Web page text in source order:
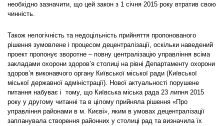
необхідно зазначити, що цей закон з 1 січня 2015 року втратив свою
чинність.
Також нелогічність та недоцільність прийняття пропонованого
рішення зумовлене і процесом децентралізації, оскільки наведений
проект пропонує зворотне – повну централізацію управління всіма
закладами охорони здоров’я столиці на рівні Департаменту охорони
здоров’я виконавчого органу Київської міської ради (Київської
міської державної адміністрації). Нової актуальності порушене
питання набуває і тому, що Київська міська рада 23 липня 2015
року у другому читанні та в цілому прийняла рішення «Про
управління районами в м. Києві», яким в умовах децентралізації
запланувала створення районних у столиці рад та визначила їх